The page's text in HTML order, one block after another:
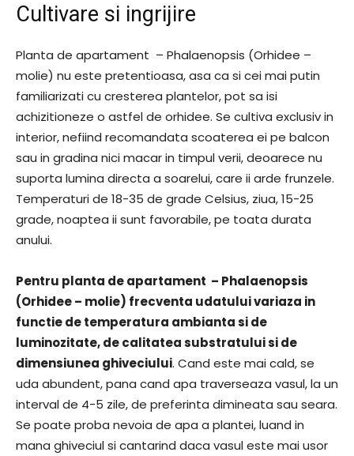
Cultivare si ingrijire
Planta de apartament – Phalaenopsis (Orhidee –
molie) nu este pretentioasa, asa ca si cei mai putin
familiarizati cu cresterea plantelor, pot sa isi
achizitioneze o astfel de orhidee. Se cultiva exclusiv in
interior, nefiind recomandata scoaterea ei pe balcon
sau in gradina nici macar in timpul verii, deoarece nu
suporta lumina directa a soarelui, care ii arde frunzele.
Temperaturi de 18-35 de grade Celsius, ziua, 15-25
grade, noaptea ii sunt favorabile, pe toata durata
anului.
Pentru planta de apartament – Phalaenopsis
(Orhidee – molie) frecventa udatului variaza in
functie de temperatura ambianta si de
luminozitate, de calitatea substratului si de
dimensiunea ghiveciului. Cand este mai cald, se
uda abundent, pana cand apa traverseaza vasul, la un
interval de 4-5 zile, de preferinta dimineata sau seara.
Se poate proba nevoia de apa a plantei, luand in
mana ghiveciul si cantarind daca vasul este mai usor